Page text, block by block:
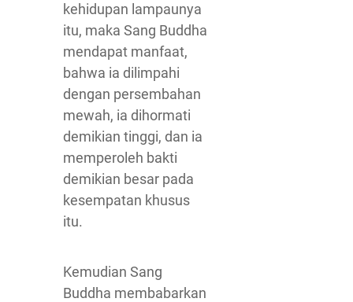
kehidupan lampaunya
itu, maka Sang Buddha
mendapat manfaat,
bahwa ia dilimpahi
dengan persembahan
mewah, ia dihormati
demikian tinggi, dan ia
memperoleh bakti
demikian besar pada
kesempatan khusus
itu.
Kemudian Sang
Buddha membabarkan